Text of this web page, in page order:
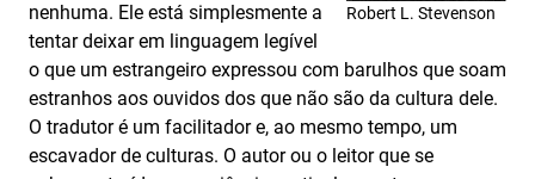
Robert L. Stevenson
nenhuma. Ele está simplesmente a
tentar deixar em linguagem legível
o que um estrangeiro expressou com barulhos que soam
estranhos aos ouvidos dos que não são da cultura dele.
O tradutor é um facilitador e, ao mesmo tempo, um
escavador de culturas. O autor ou o leitor que se